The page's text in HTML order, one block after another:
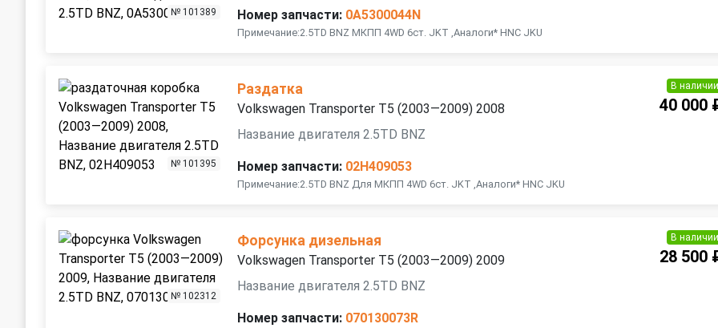
№ 101389 Номер запчасти: 0A5300044N
Примечание:2.5TD BNZ МКПП 4WD 6ст. JKT ,Аналоги* НNС JKU
№ 101395
Раздатка
Volkswagen Transporter T5 (2003—2009) 2008
Название двигателя 2.5TD BNZ
Номер запчасти: 02H409053
Примечание:2.5TD BNZ Для МКПП 4WD 6ст. JKT ,Аналоги* НNС JKU
В наличии
40 000
№ 102312
Форсунка дизельная
Volkswagen Transporter T5 (2003—2009) 2009
Название двигателя 2.5TD BNZ
Номер запчасти: 070130073R
В наличии
28 500